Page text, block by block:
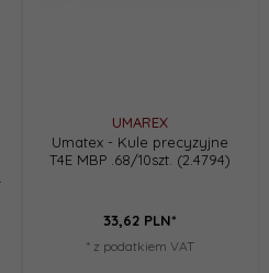
UMAREX
Umatex - Kule precyzyjne
T4E MBP .68/10szt. (2.4794)
33,62 PLN*
* z podatkiem VAT